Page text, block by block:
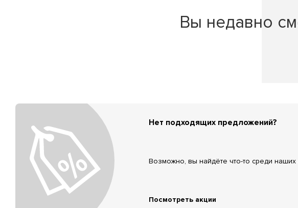
Вы недавно
Нет подходящих предложений?
Возможно, вы найдёте что-то среди наших
Посмотреть акции